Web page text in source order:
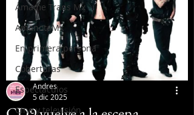
Ámame Trans Mx
AmanotaMx
En primera persona
Coberturas
Espectáculos
Cine y televisión
Andres
5 dic 2025